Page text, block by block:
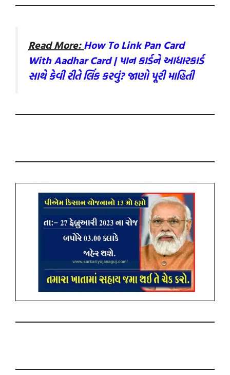
Read More:How To Link Pan Card
With Aadhar Card | પાન કાર્ડને આધારકાર્ડ
સાથે કેવી રીતે લિંક કરવું? જાણો પૂરી માહિતી